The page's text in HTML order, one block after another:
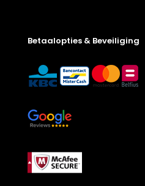
Betaalopties & Beveiliging